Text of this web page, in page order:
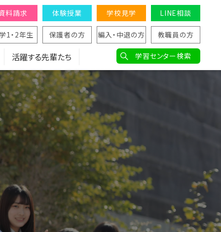
活躍する先輩たち
料請求 体験授業 学校見学 LINE相談
1・2年生 保護者の方 編入・中退の方 教職員の方
学習センター検索